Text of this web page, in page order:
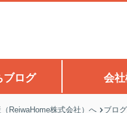
ブログ 会
ReiwaHome株式会社）へ ブログ